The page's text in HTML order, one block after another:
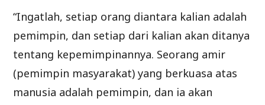
“Ingatlah, setiap orang diantara kalian adalah
pemimpin, dan setiap dari kalian akan ditanya
tentang kepemimpinannya. Seorang amir
(pemimpin masyarakat) yang berkuasa atas
manusia adalah pemimpin, dan ia akan